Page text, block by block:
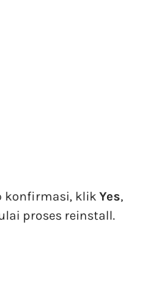
konfirmasi, klikYes,
proses reinstall.